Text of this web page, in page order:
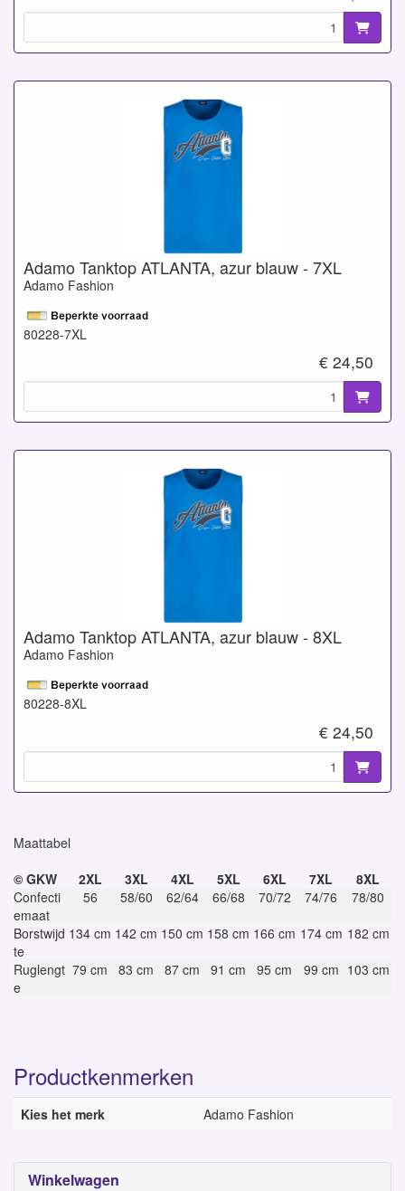
Winkelwagen
Adamo Tanktop ATLANTA, azur blauw - 7XL
Adamo Fashion
80228-7XL
€ 24,50
Adamo Tanktop ATLANTA, azur blauw - 8XL
Adamo Fashion
80228-8XL
€ 24,50
Maattabel
© GKW
2XL 3XL 4XL 5XL 6XL 7XL
8XL
Confecti
emaat
56 58/60 62/64 66/68 70/72 74/76
78/80
Borstwijd
te
134 cm 142 cm 150 cm 158 cm 166 cm 174 cm 182 cm
Ruglengt
e
79 cm 83 cm 87 cm 91 cm 95 cm 99 cm 103 cm
Productkenmerken
Kies het merk Adamo Fashion